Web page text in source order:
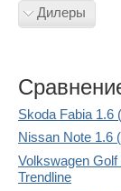
Дилеры
Skoda Fabia
Nissan Note 1.6
Volkswagen
Trendline